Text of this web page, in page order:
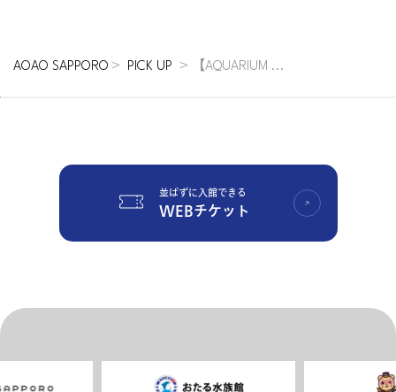
AOAO SAPPORO ＞ PICK UP ＞【AQUARIUM ...
並ばずに入館できる
WEBチケット